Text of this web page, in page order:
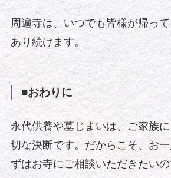
周遍寺は、いつでも皆様が帰っ
あり続けます。
■おわりに
永代供養や墓じまいは、ご家族
切な決断です。だからこそ、お
ずはお寺にご相談いただきたいの